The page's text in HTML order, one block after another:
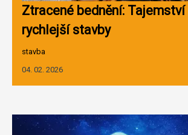
Ztracené bednění:
rychlejší stavby
stavba
04. 02. 2026